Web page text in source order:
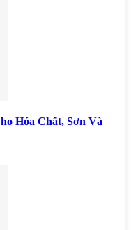
Hóa Chất, Sơn Và